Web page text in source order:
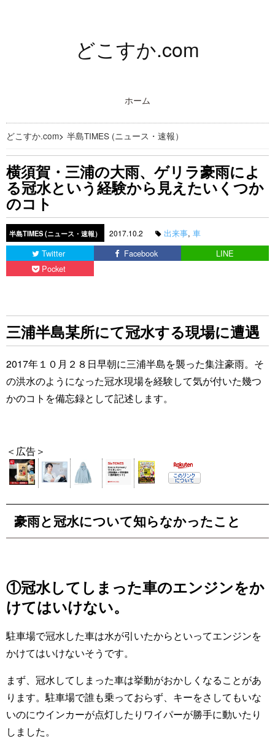
どこすか.com
ホーム
どこすか.com> 半島TIMES (ニュース・速報）
横須賀・三浦の大雨、ゲリラ豪雨によ
る冠水という経験から見えたいくつか
のコト
半島TIMES (ニュース・速報） 2017.10.2 出来事, 車
Twitter
Facebook
LINE
Pocket
三浦半島某所にて冠水する現場に遭遇
2017年１０月２８日早朝に三浦半島を襲った集注豪雨。そ
の洪水のようになった冠水現場を経験して気が付いた幾つ
かのコトを備忘録として記述します。
＜広告＞
豪雨と冠水について知らなかったこと
①冠水してしまった車のエンジンをか
けてはいけない。
駐車場で冠水した車は水が引いたからといってエンジンを
かけてはいけないそうです。
まず、冠水してしまった車は挙動がおかしくなることがあ
ります。駐車場で誰も乗っておらず、キーをさしてもいな
いのにウインカーが点灯したりワイパーが勝手に動いたり
しました。